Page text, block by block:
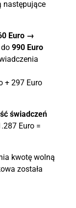
następujące
Euro →
990 Euro
+ 297 Euro
świadczeń
Euro =
kwotę wolną
została